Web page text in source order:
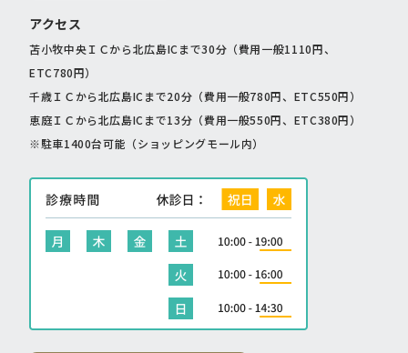
アクセス
苫小牧中央ＩＣから北広島ICまで30分（費用一般1110円、
ETC780円）
千歳ＩＣから北広島ICまで20分（費用一般780円、ETC550円）
恵庭ＩＣから北広島ICまで13分（費用一般550円、ETC380円）
※駐車1400台可能（ショッピングモール内）